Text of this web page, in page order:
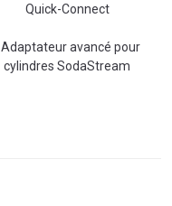
Quick-Connect
Adaptateur avancé pour
cylindres SodaStream